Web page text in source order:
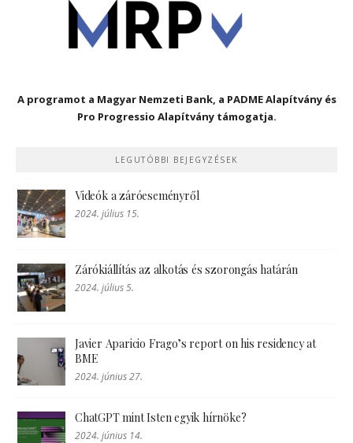
A programot a Magyar Nemzeti Bank, a PADME Alapítvány és
Pro Progressio Alapítvány támogatja.
LEGUTÓBBI BEJEGYZÉSEK
Videók a záróeseményről
2024. július 15.
Zárókiállítás az alkotás és szorongás határán
2024. július 5.
Javier Aparicio Frago’s report on his residency at
BME
2024. június 27.
ChatGPT mint Isten egyik hírnöke?
2024. június 14.